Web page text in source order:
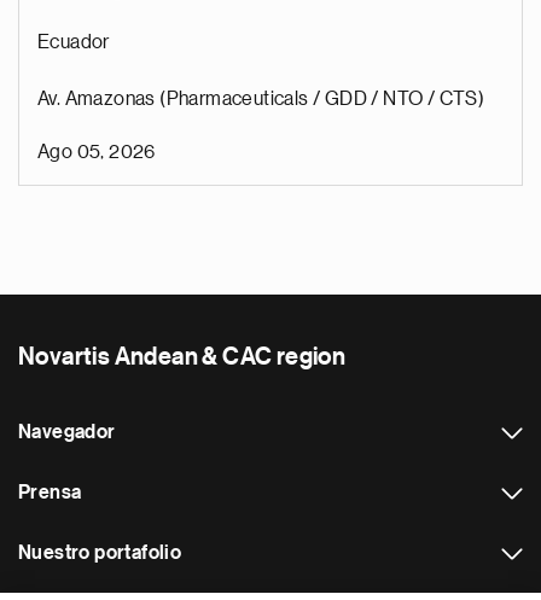
Ecuador
Av. Amazonas (Pharmaceuticals / GDD / NTO / CTS)
Ago 05, 2026
Novartis Andean & CAC region
Navegador
Prensa
Nuestro portafolio